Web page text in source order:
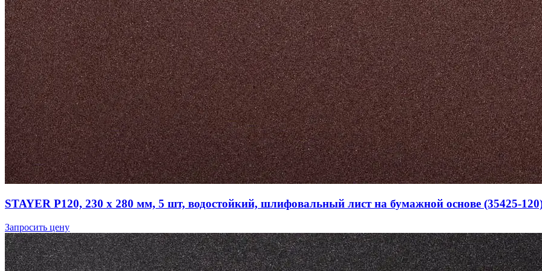
STAYER Р120, 230 х 280 мм, 5 шт, водостойкий, шлифовальный лист на бумажной основе (35425-
Запросить цену